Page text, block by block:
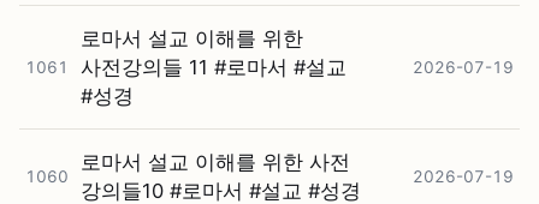
1061
로마서 설교 이해를 위한
사전강의들 11 #⁠로마서 #⁠설교
#⁠성경
2026-07-19
1060
로마서 설교 이해를 위한 사전
강의들10 #⁠로마서 #⁠설교 #⁠성경
2026-07-19